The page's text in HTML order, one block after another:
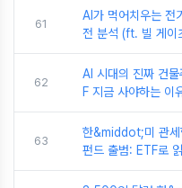
61
AI가 먹어치우는
전 분석 (ft. 빌 게이
62
AI 시대의 진짜 건
F 지금 사야하는 이
63
한&middot;미 관
펀드 출범: ETF로